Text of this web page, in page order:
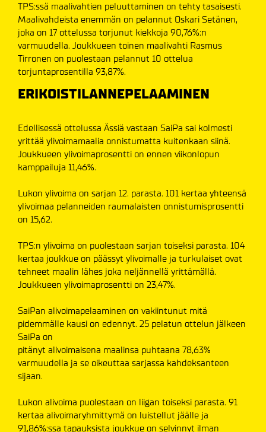
TPS:ssä maalivahtien peluuttaminen on tehty tasaisesti.
Maalivahdeista enemmän on pelannut Oskari Setänen,
joka on 17 ottelussa torjunut kiekkoja 90,76%:n
varmuudella. Joukkueen toinen maalivahti Rasmus
Tirronen on puolestaan pelannut 10 ottelua
torjuntaprosentilla 93,87%.
ERIKOISTILANNEPELAAMINEN
Edellisessä ottelussa Ässiä vastaan SaiPa sai kolmesti
yrittää ylivoimamaalia onnistumatta kuitenkaan siinä.
Joukkueen ylivoimaprosentti on ennen viikonlopun
kamppailuja 11,46%.
Lukon ylivoima on sarjan 12. parasta. 101 kertaa yhteensä
ylivoimaa pelanneiden raumalaisten onnistumisprosentti
on 15,62.
TPS:n ylivoima on puolestaan sarjan toiseksi parasta. 104
kertaa joukkue on päässyt ylivoimalle ja turkulaiset ovat
tehneet maalin lähes joka neljännellä yrittämällä.
Joukkueen ylivoimaprosentti on 23,47%.
SaiPan alivoimapelaaminen on vakiintunut mitä
pidemmälle kausi on edennyt. 25 pelatun ottelun jälkeen
SaiPa on
pitänyt alivoimaisena maalinsa puhtaana 78,63%
varmuudella ja se oikeuttaa sarjassa kahdeksanteen
sijaan.
Lukon alivoima puolestaan on liigan toiseksi parasta. 91
kertaa alivoimaryhmittymä on luistellut jäälle ja
91,86%:ssa tapauksista joukkue on selvinnyt ilman